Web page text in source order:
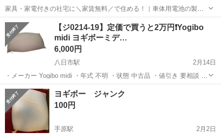
家具・家電付きの社宅に＼家賃無料／で住める！｜車体用電池の製造
｜未経験から月収例32万円♪｜さらに【年間休日130日】！ 人気の工場
のお仕事 ◇車体用電池の製造◇ 機械の操作、部品のセッティング、検
査、清掃業務など。 ...
兵庫 その他
【ジ0214-19】定価で買うと2万円❗️Yogibo
midi ヨギボーミデ…
6,000円
八日市駅
2月14日
・メーカー Yogibo midi ・年式 不明 ・状態 中古品 ・値引き 要相談 ・
他商品とのセット売り 要相談 ・単品購入 要相談 ・配達サービス 対応
可能(別料金) 中古品ではありますので、ご理解のほど...
滋賀 東近江市 八日市駅 ソファ
ヨギボー ジャンク
100円
手原駅
2月2日